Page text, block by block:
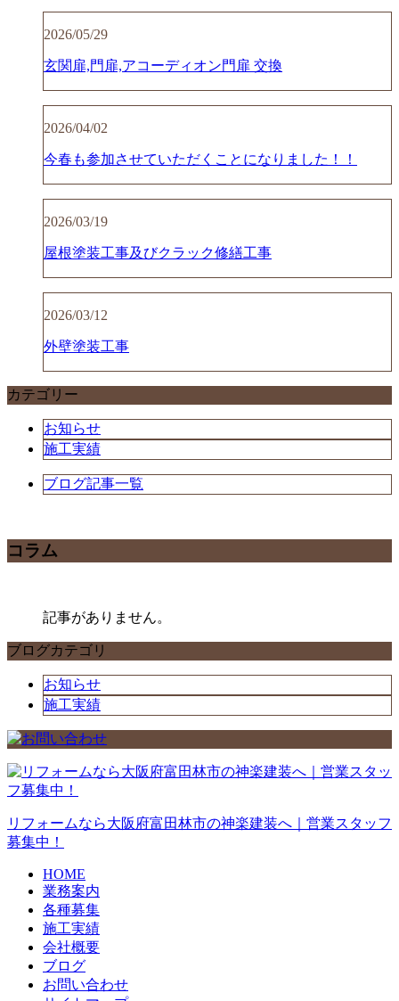
2026/05/29
玄関扉,門扉,アコーディオン門扉 交換
2026/04/02
今春も参加させていただくことになりました！！
2026/03/19
屋根塗装工事及びクラック修繕工事
2026/03/12
外壁塗装工事
カテゴリー
お知らせ
施工実績
ブログ記事一覧
コラム
記事がありません。
ブログカテゴリ
お知らせ
施工実績
リフォームなら大阪府富田林市の神楽建装へ｜営業スタッフ
募集中！
HOME
業務案内
各種募集
施工実績
会社概要
ブログ
お問い合わせ